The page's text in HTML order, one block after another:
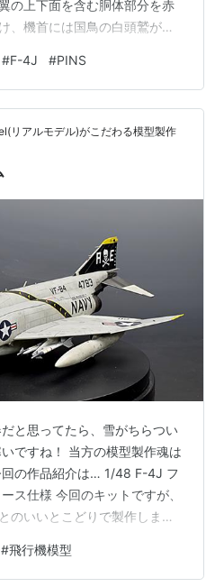
の上下面を含む胴体部分を赤
、機首には国鳥の白頭鷲が描
影時は不明ながら、胴体下面
117もありました。
#F-4J #PINS
リアルモデル)がこだわる模型製作
と思ってたら、雪がちらつい
ですね！ 当方の模型製作魂は
の作品紹介は… 1/48 F-4J フ
ス仕様 今回のキットですが、
のいいとこどりで製作しまし
感じましたので、 最新のタミ
てあります。 ベースとなるキ
#飛行機模型